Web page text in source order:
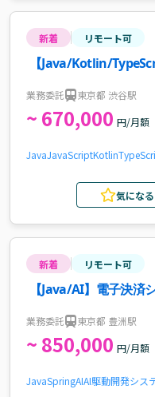
新着 リモート可
【Java/Kotlin/
業務委託 東京都 渋谷駅
~ 670,000 円/月額
JavaJavaScriptKotlin
気になる
新着 リモート可
【Java/AI】電子決済
業務委託 東京都 豊洲駅
~ 850,000 円/月額
JavaSpringAIAI駆動開発シス